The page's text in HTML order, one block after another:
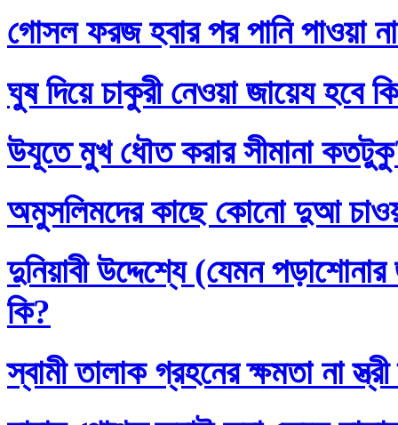
গোসল ফরজ হবার পর পানি পাওয়া
ঘুষ দিয়ে চাকুরী নেওয়া জায়েয হবে
উযূতে মুখ ধৌত করার সীমানা
অমুসলিমদের কাছে কোনো দুআ
দুনিয়াবী উদ্দেশ্যে (যেমন
কি?
স্বামী তালাক গ্রহনের ক্ষমতা না